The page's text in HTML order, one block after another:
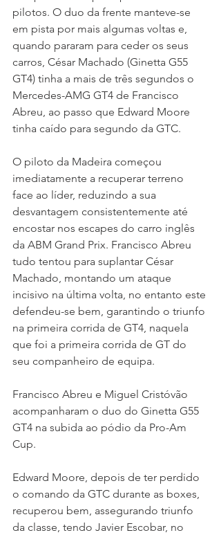
pilotos. O duo da frente manteve-se
em pista por mais algumas voltas e,
quando pararam para ceder os seus
carros, César Machado (Ginetta G55
GT4) tinha a mais de três segundos o
Mercedes-AMG GT4 de Francisco
Abreu, ao passo que Edward Moore
tinha caído para segundo da GTC.
O piloto da Madeira começou
imediatamente a recuperar terreno
face ao líder, reduzindo a sua
desvantagem consistentemente até
encostar nos escapes do carro inglês
da ABM Grand Prix. Francisco Abreu
tudo tentou para suplantar César
Machado, montando um ataque
incisivo na última volta, no entanto este
defendeu-se bem, garantindo o triunfo
na primeira corrida de GT4, naquela
que foi a primeira corrida de GT do
seu companheiro de equipa.
Francisco Abreu e Miguel Cristóvão
acompanharam o duo do Ginetta G55
GT4 na subida ao pódio da Pro-Am
Cup.
Edward Moore, depois de ter perdido
o comando da GTC durante as boxes,
recuperou bem, assegurando triunfo
da classe, tendo Javier Escobar, no